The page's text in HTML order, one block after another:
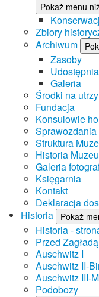
Pokaż menu
Zbiory
Archiwum
Zasoby
Galeria
Środki na
Fundacja
Konsulowie
Struktura
Historia
Galeria
Księgarnia
Kontakt
Deklaracja
Historia
Pokaż
Historia -
Przed Zagładą
Auschwitz I
Auschwitz II-
Auschwitz III-
Podobozy